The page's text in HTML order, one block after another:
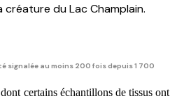
du Lac Champlain.
signalée au moins 200 fois depuis 1 700
certains échantillons de tissus ont